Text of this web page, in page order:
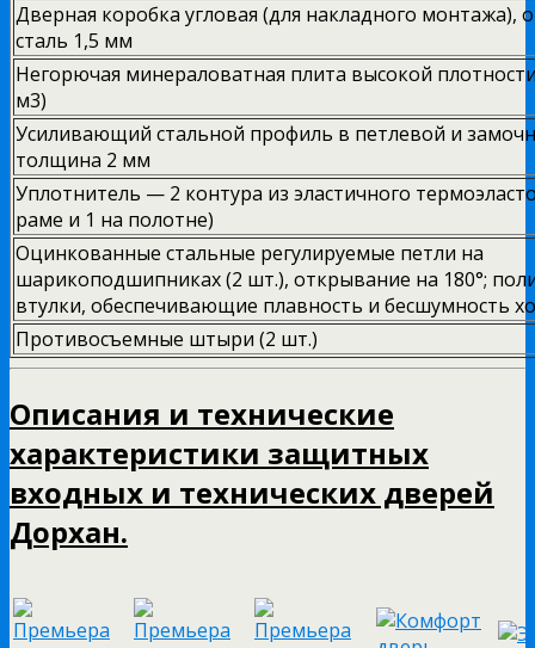
Дверная коробка угловая (для накладного монтажа),
сталь 1,5 мм
Негорючая минераловатная плита высокой
м3)
Усиливающий стальной профиль в петлевой и
толщина 2 мм
Уплотнитель — 2 контура из эластичного
раме и 1 на полотне)
Оцинкованные стальные регулируемые петли на
шарикоподшипниках (2 шт.), открывание на 180°;
втулки, обеспечивающие плавность и бесшумность
Противосъемные штыри (2 шт.)
Описания и технические
характеристики защитных
входных и технических дверей
Дорхан.